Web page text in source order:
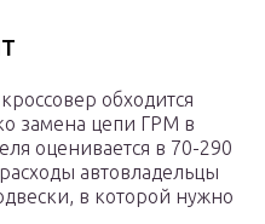
обходится
замена цепи ГРМ в
оценивается в 70-290
автовладельцы
в которой нужно